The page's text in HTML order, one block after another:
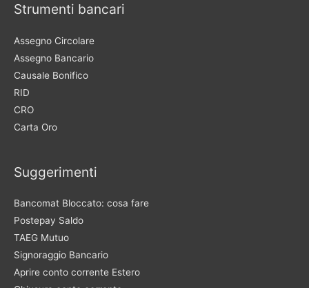
Strumenti bancari
Assegno Circolare
Assegno Bancario
Causale Bonifico
RID
CRO
Carta Oro
Suggerimenti
Bancomat Bloccato: cosa fare
Postepay Saldo
TAEG Mutuo
Signoraggio Bancario
Aprire conto corrente Estero